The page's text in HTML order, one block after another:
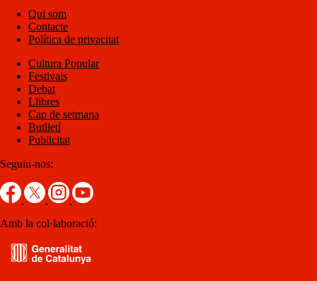
Qui som
Contacte
Política de privacitat
Cultura Popular
Festivals
Debat
Llibres
Cap de setmana
Butlletí
Publicitat
Seguiu-nos:
Amb la col·laboració: